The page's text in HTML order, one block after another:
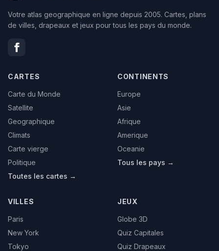
Votre atlas geographique en ligne depuis 2005. Cartes, plans
de villes, drapeaux et jeux pour tous les pays du monde.
CARTES
Carte du Monde
Satellite
Geographique
Climats
Carte vierge
Politique
Toutes les cartes →
CONTINENTS
Europe
Asie
Afrique
Amerique
Oceanie
Tous les pays →
VILLES
Paris
New York
Tokyo
JEUX
Globe 3D
Quiz Capitales
Quiz Drapeaux